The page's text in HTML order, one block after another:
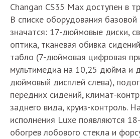
Changan CS35 Max доступен в
В списке оборудования
значатся: 17-дюймовые диски,
оптика, тканевая обивка
табло (7-дюймовая цифровая
мультимедиа на 10,25 дюйма и
дюймовый дисплей слева),
передних сидений, климат-
заднего вида, круиз-контроль.
исполнения Luxe появляются
обогрев лобового стекла и